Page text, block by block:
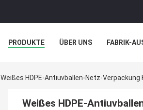
PRODUKTE ÜBER UNS FABRIK-
Weißes HDPE-Antiuvballen-Netz-
Weißes HDPE-